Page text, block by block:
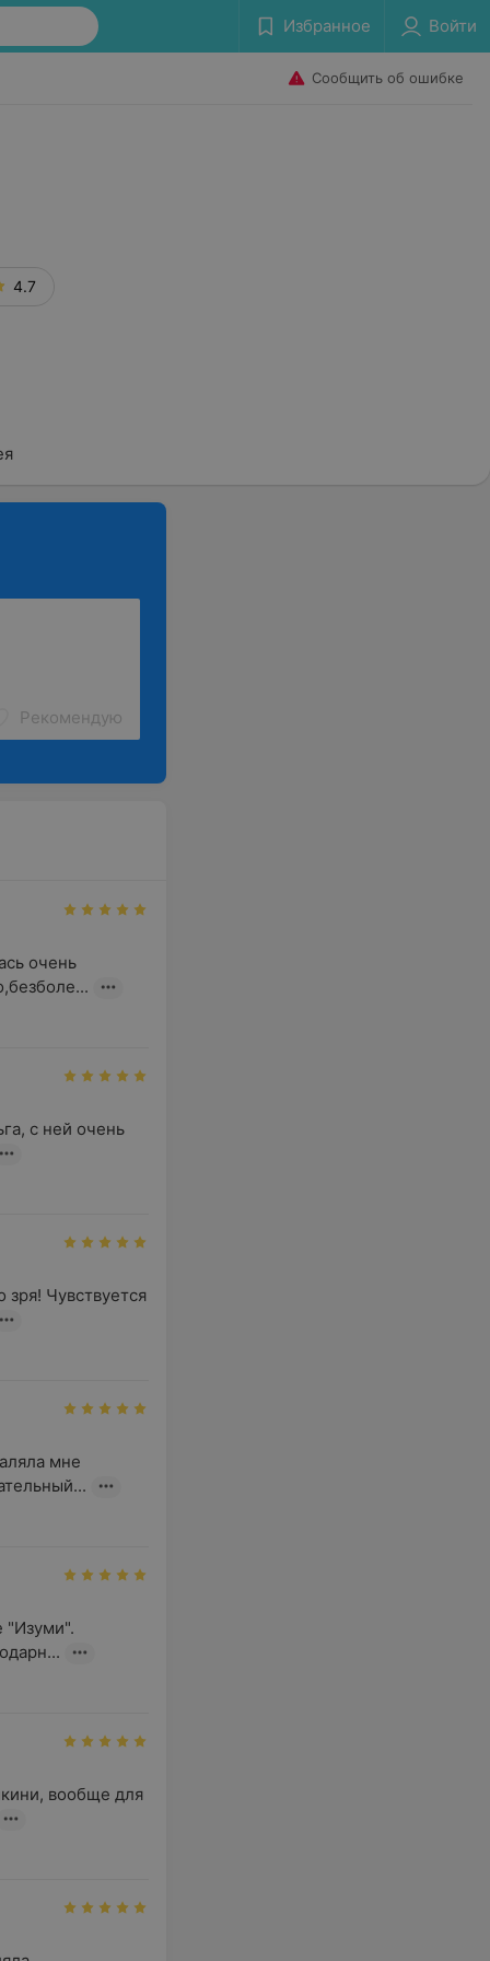
Избранное Войти
Сообщить об ошибке
4.7
Рекомендую
очень
с ней очень
Чувствуется
мне
"Изуми".
вообще для